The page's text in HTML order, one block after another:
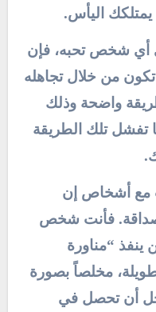
يمتلكك اليأس.
أي شخص تحبه، فإن
تكون من خلال تجاهله
واضحة وذلك
تفشل تلك الطريقة
مع أشخاص إن
فأنت شخص
ينفذ “مناورة
مخلصاً بصورة
أن تحصل في